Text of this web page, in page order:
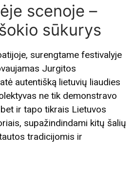
scenoje –
sūkurys
surengtame festivalyje
Jurgitos
autentišką lietuvių liaudies
ne tik demonstravo
ir tapo tikrais Lietuvos
supažindindami kitų šalių
tradicijomis ir